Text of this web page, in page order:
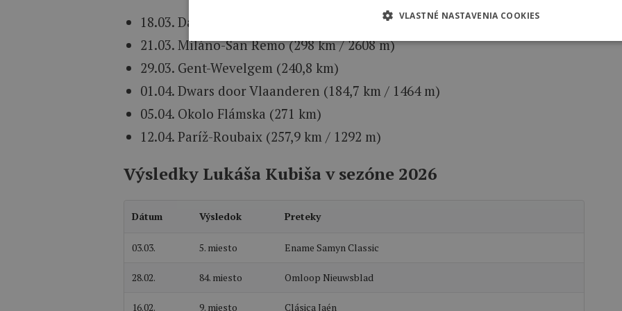
18.03. Danilith Nokere Koerse (186,4 km / 1331 m)
21.03. Miláno-San Remo (298 km / 2608 m)
29.03. Gent-Wevelgem (240,8 km)
01.04. Dwars door Vlaanderen (184,7 km / 1464 m)
05.04. Okolo Flámska (271 km)
12.04. Paríž-Roubaix (257,9 km / 1292 m)
Výsledky Lukáša Kubiša v sezóne 2026
Dátum Výsledok Preteky
03.03. 5. miesto Ename Samyn Classic
28.02. 84. miesto Omloop Nieuwsblad
16.02. 9. miesto Clásica Jaén
VLASTNÉ NASTAVENIA COOKIES